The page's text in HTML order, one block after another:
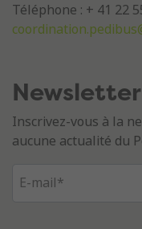
Téléphone : + 41 22
Newsletter
Inscrivez-vous à la
aucune actualité du